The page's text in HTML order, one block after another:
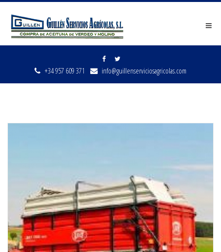
+34 957 609 371 info@guillenserviciosagricolas.com